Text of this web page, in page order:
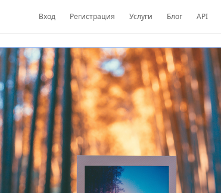
Вход Регистрация Услуги Блог API